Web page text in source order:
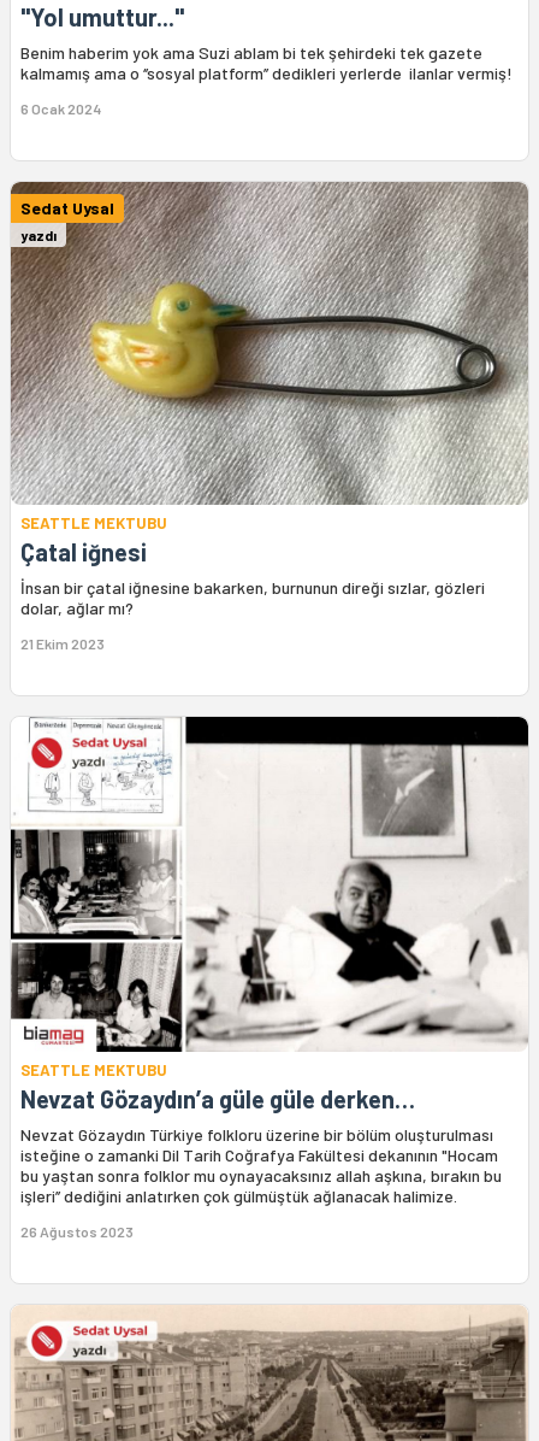
"Yol umuttur..."
Benim haberim yok ama Suzi ablam bi tek şehirdeki tek gazete
kalmamış ama o ‘’sosyal platform’’ dedikleri yerlerde ilanlar vermiş!
6 Ocak 2024
Sedat Uysal
yazdı
SEATTLE MEKTUBU
Çatal iğnesi
İnsan bir çatal iğnesine bakarken, burnunun direği sızlar, gözleri
dolar, ağlar mı?
21 Ekim 2023
SEATTLE MEKTUBU
Nevzat Gözaydın’a güle güle derken…
Nevzat Gözaydın Türkiye folkloru üzerine bir bölüm oluşturulması
isteğine o zamanki Dil Tarih Coğrafya Fakültesi dekanının "Hocam
bu yaştan sonra folklor mu oynayacaksınız allah aşkına, bırakın bu
işleri’’ dediğini anlatırken çok gülmüştük ağlanacak halimize.
26 Ağustos 2023